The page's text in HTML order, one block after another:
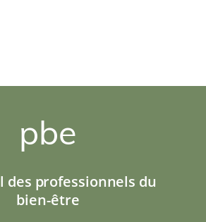
pbe
des professionnels du
bien-être